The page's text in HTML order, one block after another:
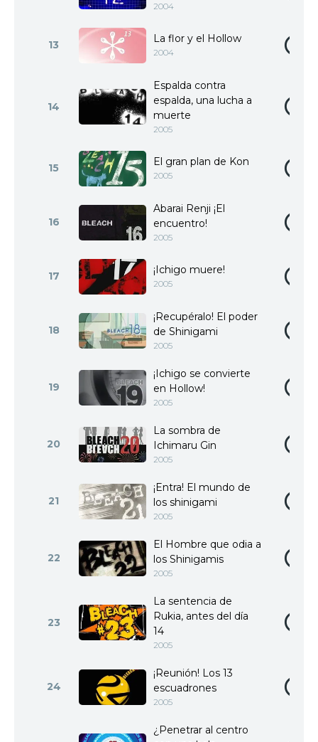
2004
13 La flor y el Hollow
2004
14
Espalda contra
espalda, una lucha a
muerte
2005
15 El gran plan de Kon
2005
16
Abarai Renji ¡El
encuentro!
2005
17 ¡Ichigo muere!
2005
18
¡Recupéralo! El poder
de Shinigami
2005
19
¡Ichigo se convierte
en Hollow!
2005
20
La sombra de
Ichimaru Gin
2005
21
¡Entra! El mundo de
los shinigami
2005
22
El Hombre que odia a
los Shinigamis
2005
23
La sentencia de
Rukia, antes del día
14
2005
24
¡Reunión! Los 13
escuadrones
2005
¿Penetrar al centro